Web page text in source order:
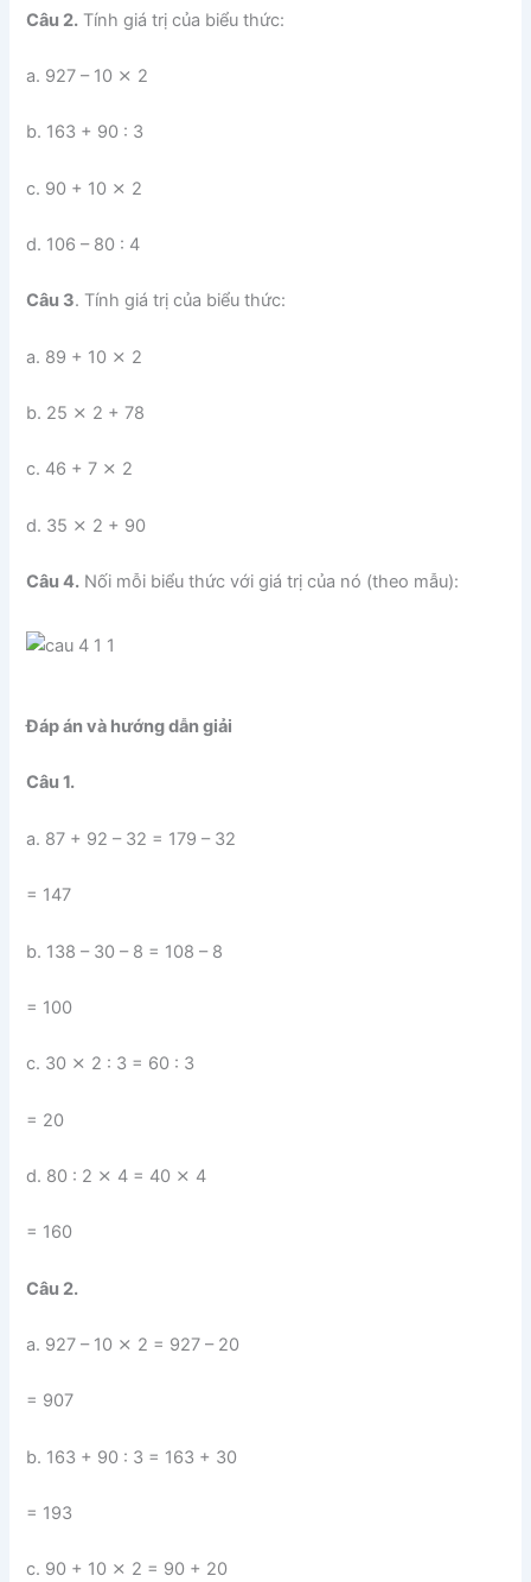
Câu 2. Tính giá trị của biểu thức:
a. 927 – 10 ⨯ 2
b. 163 + 90 : 3
c. 90 + 10 ⨯ 2
d. 106 – 80 : 4
Câu 3. Tính giá trị của biểu thức:
a. 89 + 10 ⨯ 2
b. 25 ⨯ 2 + 78
c. 46 + 7 ⨯ 2
d. 35 ⨯ 2 + 90
Câu 4. Nối mỗi biểu thức với giá trị của nó (theo mẫu):
Đáp án và hướng dẫn giải
Câu 1.
a. 87 + 92 – 32 = 179 – 32
= 147
b. 138 – 30 – 8 = 108 – 8
= 100
c. 30 ⨯ 2 : 3 = 60 : 3
= 20
d. 80 : 2 ⨯ 4 = 40 ⨯ 4
= 160
Câu 2.
a. 927 – 10 ⨯ 2 = 927 – 20
= 907
b. 163 + 90 : 3 = 163 + 30
= 193
c. 90 + 10 ⨯ 2 = 90 + 20